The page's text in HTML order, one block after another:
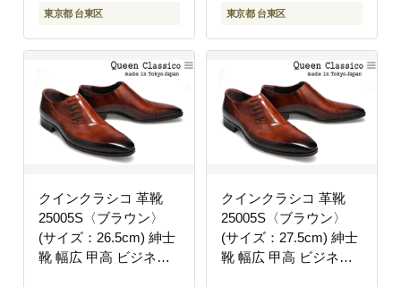
東京都 台東区 東京都 台東区
クインクラシコ 革靴
25005S〈ブラウン〉
(サイズ：26.5cm) 紳士
靴 幅広 甲高 ビジネス
クインクラシコ 革靴
25005S〈ブラウン〉
(サイズ：27.5cm) 紳士
靴 幅広 甲高 ビジネス